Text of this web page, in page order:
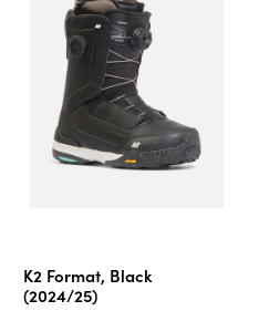
ůK2 Format, Black
(2024/25)